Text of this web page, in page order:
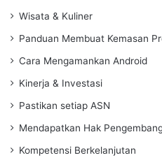
Wisata & Kuliner
Panduan Membuat Kemasan
Cara Mengamankan Android
Kinerja & Investasi
Pastikan setiap ASN
Mendapatkan Hak
Kompetensi Berkelanjutan